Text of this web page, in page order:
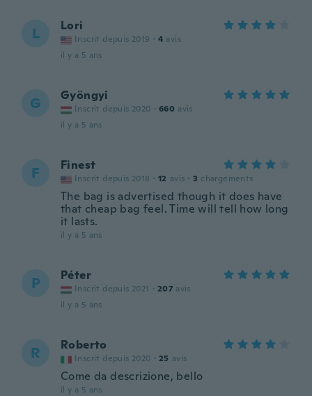
L Lori
Inscrit depuis 2019 · 4 avis
il y a 5 ans
G Gyöngyi
Inscrit depuis 2020 · 660 avis
il y a 5 ans
F Finest
Inscrit depuis 2018 · 12 avis · 3 chargements
The bag is advertised though it does have
that cheap bag feel. Time will tell how long
it lasts.
il y a 5 ans
P Péter
Inscrit depuis 2021 · 207 avis
il y a 5 ans
R Roberto
Inscrit depuis 2020 · 25 avis
Come da descrizione, bello
il y a 5 ans